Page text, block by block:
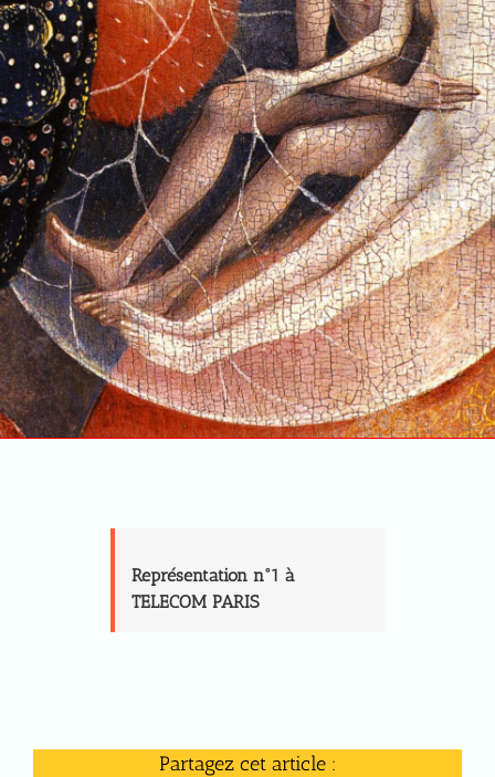
Représentation n°1 à
TELECOM PARIS
Partagez cet article :